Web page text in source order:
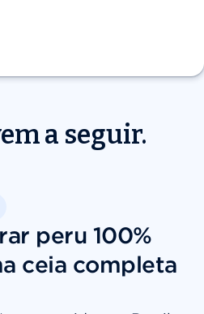
a seguir.
peru 100%
ceia completa